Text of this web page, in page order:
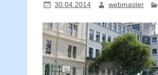
30.04.2014 webmaster